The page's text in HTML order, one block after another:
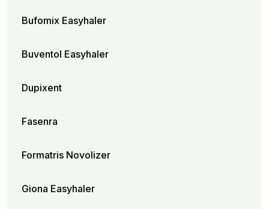
Bufomix Easyhaler
Buventol Easyhaler
Dupixent
Fasenra
Formatris Novolizer
Giona Easyhaler